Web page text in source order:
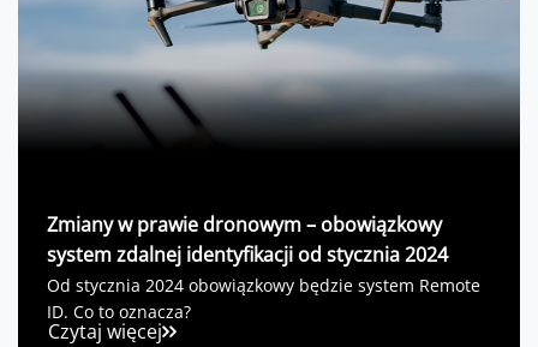
Zmiany w prawie dronowym – obowiązkowy
system zdalnej identyfikacji od stycznia 2024
Od stycznia 2024 obowiązkowy będzie system Remote
ID. Co to oznacza?
Czytaj więcej